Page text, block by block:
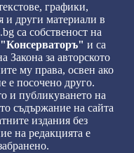
графики,
и други материали в
са собственост на
и са
Закона за авторското
му права, освен ако
е посочено друго.
и публикуването на
съдържание на сайта
издания без
на редакцията е